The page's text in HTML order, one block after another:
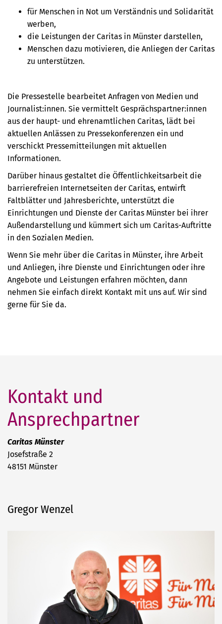
für Menschen in Not um Verständnis und Solidarität
werben,
die Leistungen der Caritas in Münster darstellen,
Menschen dazu motivieren, die Anliegen der Caritas
zu unterstützen.
Die Pressestelle bearbeitet Anfragen von Medien und
Journalist:innen. Sie vermittelt Gesprächspartner:innen
aus der haupt- und ehrenamtlichen Caritas, lädt bei
aktuellen Anlässen zu Pressekonferenzen ein und
verschickt Pressemitteilungen mit aktuellen
Informationen.
Darüber hinaus gestaltet die Öffentlichkeitsarbeit die
barrierefreien Internetseiten der Caritas, entwirft
Faltblätter und Jahresberichte, unterstützt die
Einrichtungen und Dienste der Caritas Münster bei ihrer
Außendarstellung und kümmert sich um Caritas-Auftritte
in den Sozialen Medien.
Wenn Sie mehr über die Caritas in Münster, ihre Arbeit
und Anliegen, ihre Dienste und Einrichtungen oder ihre
Angebote und Leistungen erfahren möchten, dann
nehmen Sie einfach direkt Kontakt mit uns auf. Wir sind
gerne für Sie da.
Kontakt und
Ansprechpartner
Caritas Münster
Josefstraße 2
48151 Münster
Gregor Wenzel